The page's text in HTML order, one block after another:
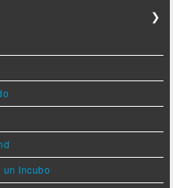
❯
un Incubo